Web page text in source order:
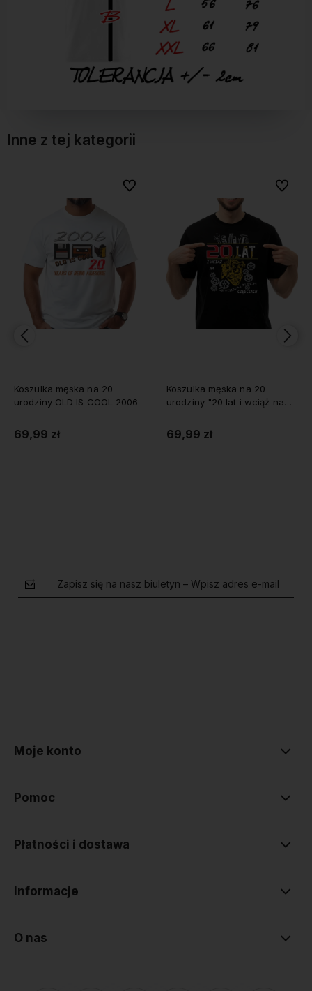
Inne z tej kategorii
20
2006
Koszulka męska na 20
urodziny "20 lat i wciąż na
Koszulka
urodziny
Zapisz się na nasz biuletyn – Wpisz adres e-mail
Moje konto
Pomoc
Płatności i dostawa
Informacje
O nas